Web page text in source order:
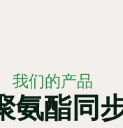
我们的产品
氨酯同